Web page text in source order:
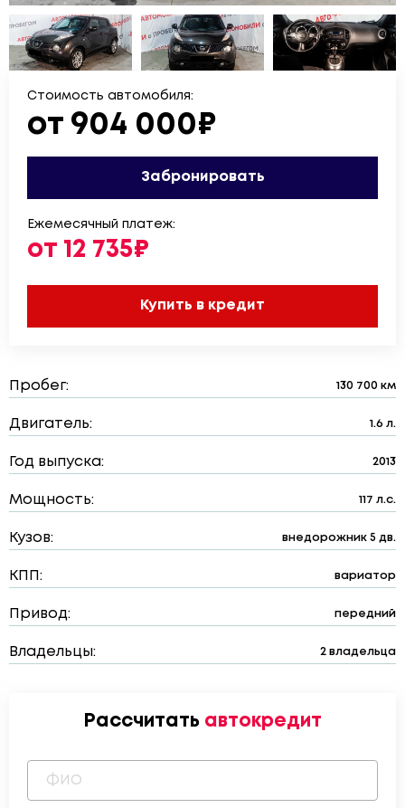
Стоимость автомобиля:
от 904 000₽
Забронировать
Ежемесячный платеж:
от 12 735₽
Купить в кредит
Пробег: 130 700 км
Двигатель: 1.6 л.
Год выпуска: 2013
Мощность: 117 л.с.
Кузов: внедорожник 5 дв.
КПП: вариатор
Привод: передний
Владельцы: 2 владельца
Рассчитать автокредит